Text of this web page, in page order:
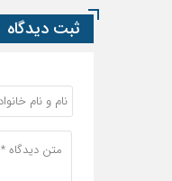
ثبت دیدگاه